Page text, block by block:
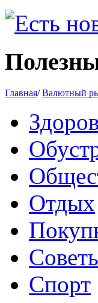
Главная/Валютный
Отдых
Спорт